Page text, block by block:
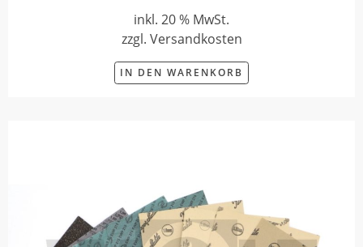
inkl. 20 % MwSt.
zzgl. Versandkosten
IN DEN WARENKORB